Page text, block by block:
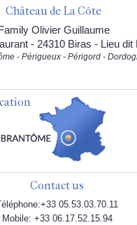
Château de La Côte
Olivier Guillaume
- 24310 Biras - Lieu dit
- Périgueux - Périgord -
Contact us
05.53.03.70.11
Mobile: +33 06.17.52.15.94